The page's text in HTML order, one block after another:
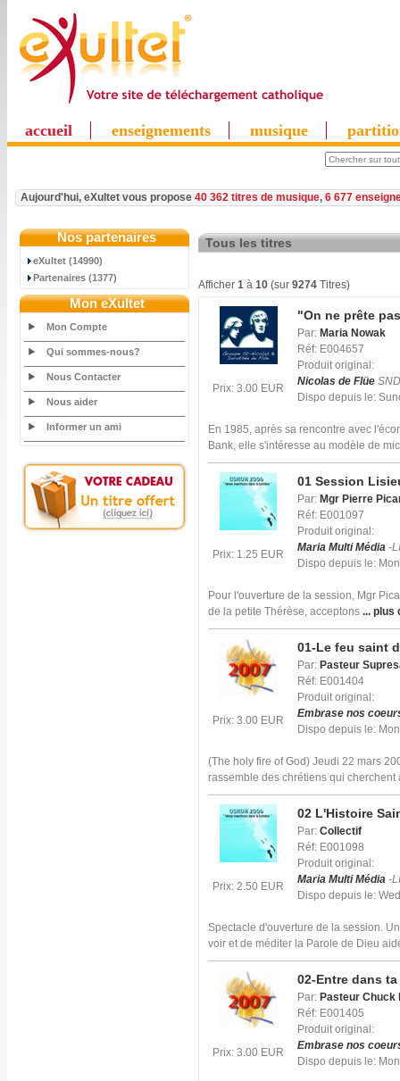
accueil enseignements musique
Aujourd'hui, eXultet vous propose 40 362 titres de musique, 6 677
Nos partenaires
eXultet (14990)
Partenaires (1377)
Mon eXultet
Mon Compte
Qui sommes-nous?
Nous Contacter
Nous aider
Informer un ami
Tous les titres
Afficher 1 à 10 (sur 9274 Titres)
Prix: 3.00 EUR
"On ne prête
Par: Maria Nowak
Réf: E004657
Produit original:
Nicolas de Flüe
Dispo depuis le:
En 1985, après sa rencontre avec
Bank, elle s'intéresse au modèle de
Prix: 1.25 EUR
01 Session
Par: Mgr Pierre
Réf: E001097
Produit original:
Maria Multi Média -
Dispo depuis le:
Pour l'ouverture de la session, Mgr
de la petite Thérèse, acceptons ... plus
Prix: 3.00 EUR
01-Le feu saint
Par: Pasteur
Réf: E001404
Produit original:
Embrase nos
Dispo depuis le:
(The holy fire of God) Jeudi 22 mars
rassemble des chrétiens qui cherchent
Prix: 2.50 EUR
02 L'Histoire
Par: Collectif
Réf: E001098
Produit original:
Maria Multi Média -
Dispo depuis le:
Spectacle d'ouverture de la session.
voir et de méditer la Parole de Dieu
Prix: 3.00 EUR
02-Entre dans
Par: Pasteur Chuck
Réf: E001405
Produit original:
Embrase nos
Dispo depuis le: